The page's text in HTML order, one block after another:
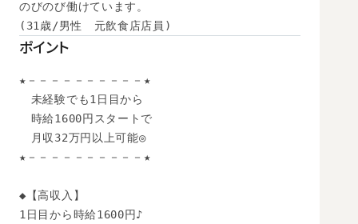
のびのび働けています。
(31歳/男性　元飲食店店員)
ポイント
★－－－－－－－－－－★
未経験でも1日目から
時給1600円スタートで
月収32万円以上可能◎
★－－－－－－－－－－★
◆【高収入】
1日目から時給1600円♪